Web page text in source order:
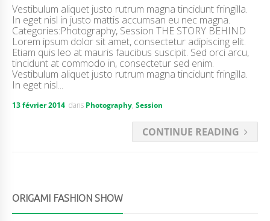
Vestibulum aliquet justo rutrum magna tincidunt fringilla.
In eget nisl in justo mattis accumsan eu nec magna.
Categories:Photography, Session THE STORY BEHIND
Lorem ipsum dolor sit amet, consectetur adipiscing elit.
Etiam quis leo at mauris faucibus suscipit. Sed orci arcu,
tincidunt at commodo in, consectetur sed enim.
Vestibulum aliquet justo rutrum magna tincidunt fringilla.
In eget nisl...
13 février 2014 dans Photography, Session
CONTINUE READING
ORIGAMI FASHION SHOW